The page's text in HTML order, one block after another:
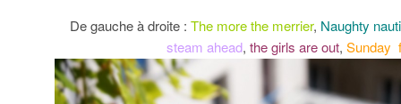
De gauche à droite :The more the merrier, Naughty
steam ahead,the girls are out,Sunday